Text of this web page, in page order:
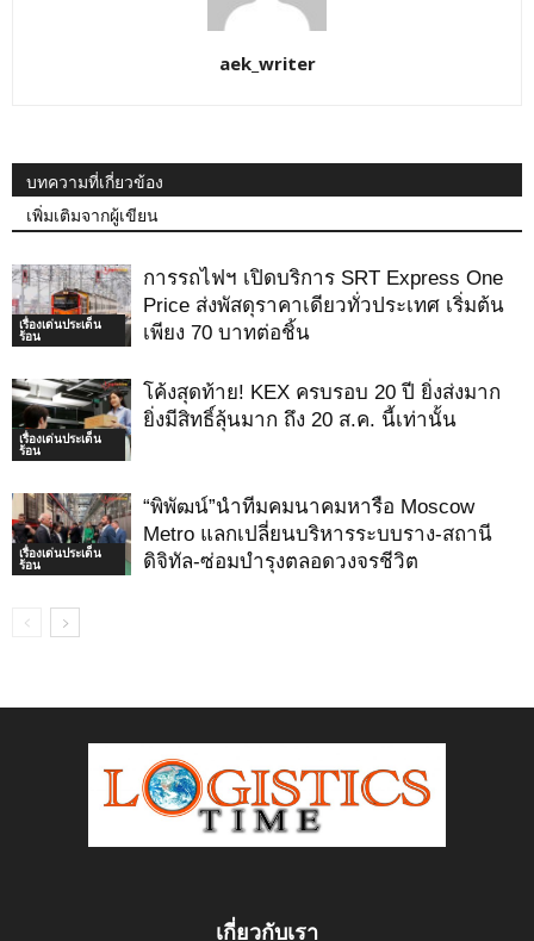
aek_writer
บทความที่เกี่ยวข้อง
เพิ่มเติมจากผู้เขียน
เรื่องเด่นประเด็น
ร้อน
การรถไฟฯ เปิดบริการ SRT Express One
Price ส่งพัสดุราคาเดียวทั่วประเทศ เริ่มต้น
เพียง 70 บาทต่อชิ้น
เรื่องเด่นประเด็น
ร้อน
โค้งสุดท้าย! KEX ครบรอบ 20 ปี ยิ่งส่งมาก
ยิ่งมีสิทธิ์ลุ้นมาก ถึง 20 ส.ค. นี้เท่านั้น
เรื่องเด่นประเด็น
ร้อน
“พิพัฒน์”นำทีมคมนาคมหารือ Moscow
Metro แลกเปลี่ยนบริหารระบบราง-สถานี
ดิจิทัล-ซ่อมบำรุงตลอดวงจรชีวิต
เกี่ยวกับเรา